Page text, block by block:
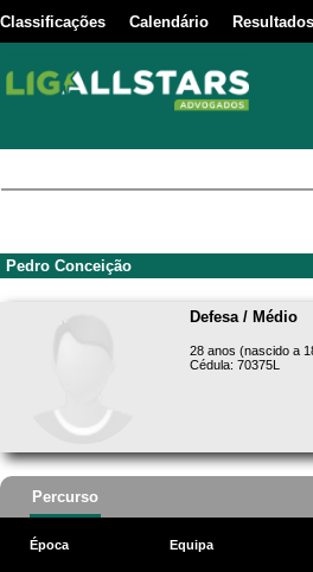
Classificações Calendário Resultados
Pedro Conceição
Defesa / Médio
28 anos (nascido a
Cédula: 70375L
Percurso
Época Equipa